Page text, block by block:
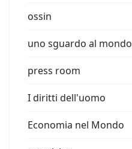
ossin
uno sguardo al mondo
press room
I diritti dell'uomo
Economia nel Mondo